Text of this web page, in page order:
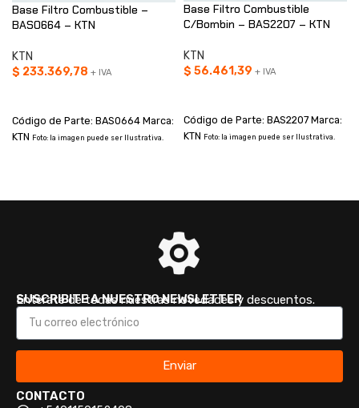
Base Filtro Combustible –
BAS0664 – KTN
KTN
$ 233.369,78 + IVA
Código de Parte: BAS0664 Marca:
KTN Foto: la imagen puede ser Ilustrativa.
Base Filtro Combustible
C/Bombin – BAS2207 – KTN
KTN
$ 56.461,39 + IVA
Código de Parte: BAS2207 Marca:
KTN Foto: la imagen puede ser Ilustrativa.
SUSCRIBITE A NUESTRO NEWSLETTER
Enterate de todas nuestras novedades y descuentos.
Enviar
CONTACTO